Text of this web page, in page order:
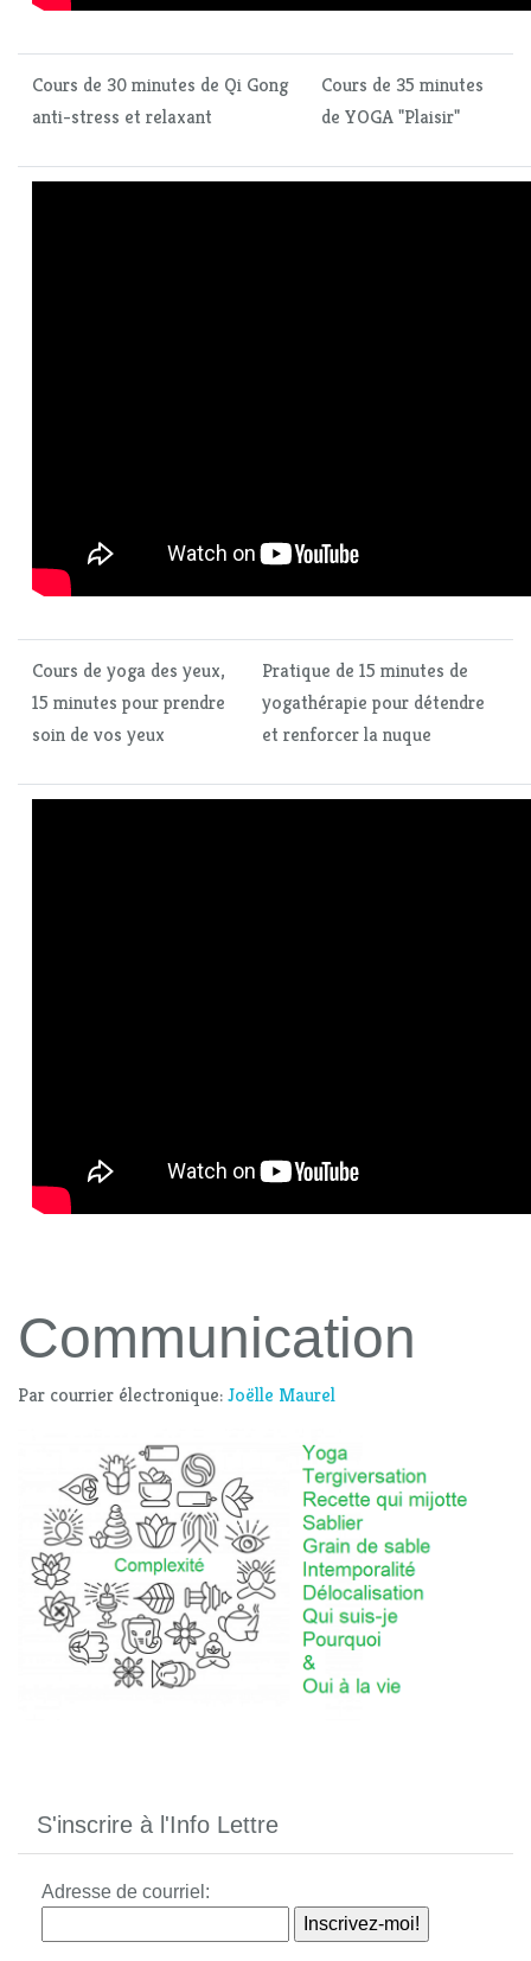
Cours de 30 minutes de Qi Gong
anti-stress et relaxant
Cours de 35 minutes
de YOGA "Plaisir"
Cours de yoga des yeux,
15 minutes pour prendre
soin de vos yeux
Pratique de 15 minutes de
yogathérapie pour détendre
et renforcer la nuque
Communication
Par courrier électronique:Joëlle Maurel
S'inscrire à l'Info Lettre
Adresse de courriel: